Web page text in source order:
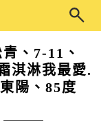
、7-11、
淇淋我最愛.
陽、85度